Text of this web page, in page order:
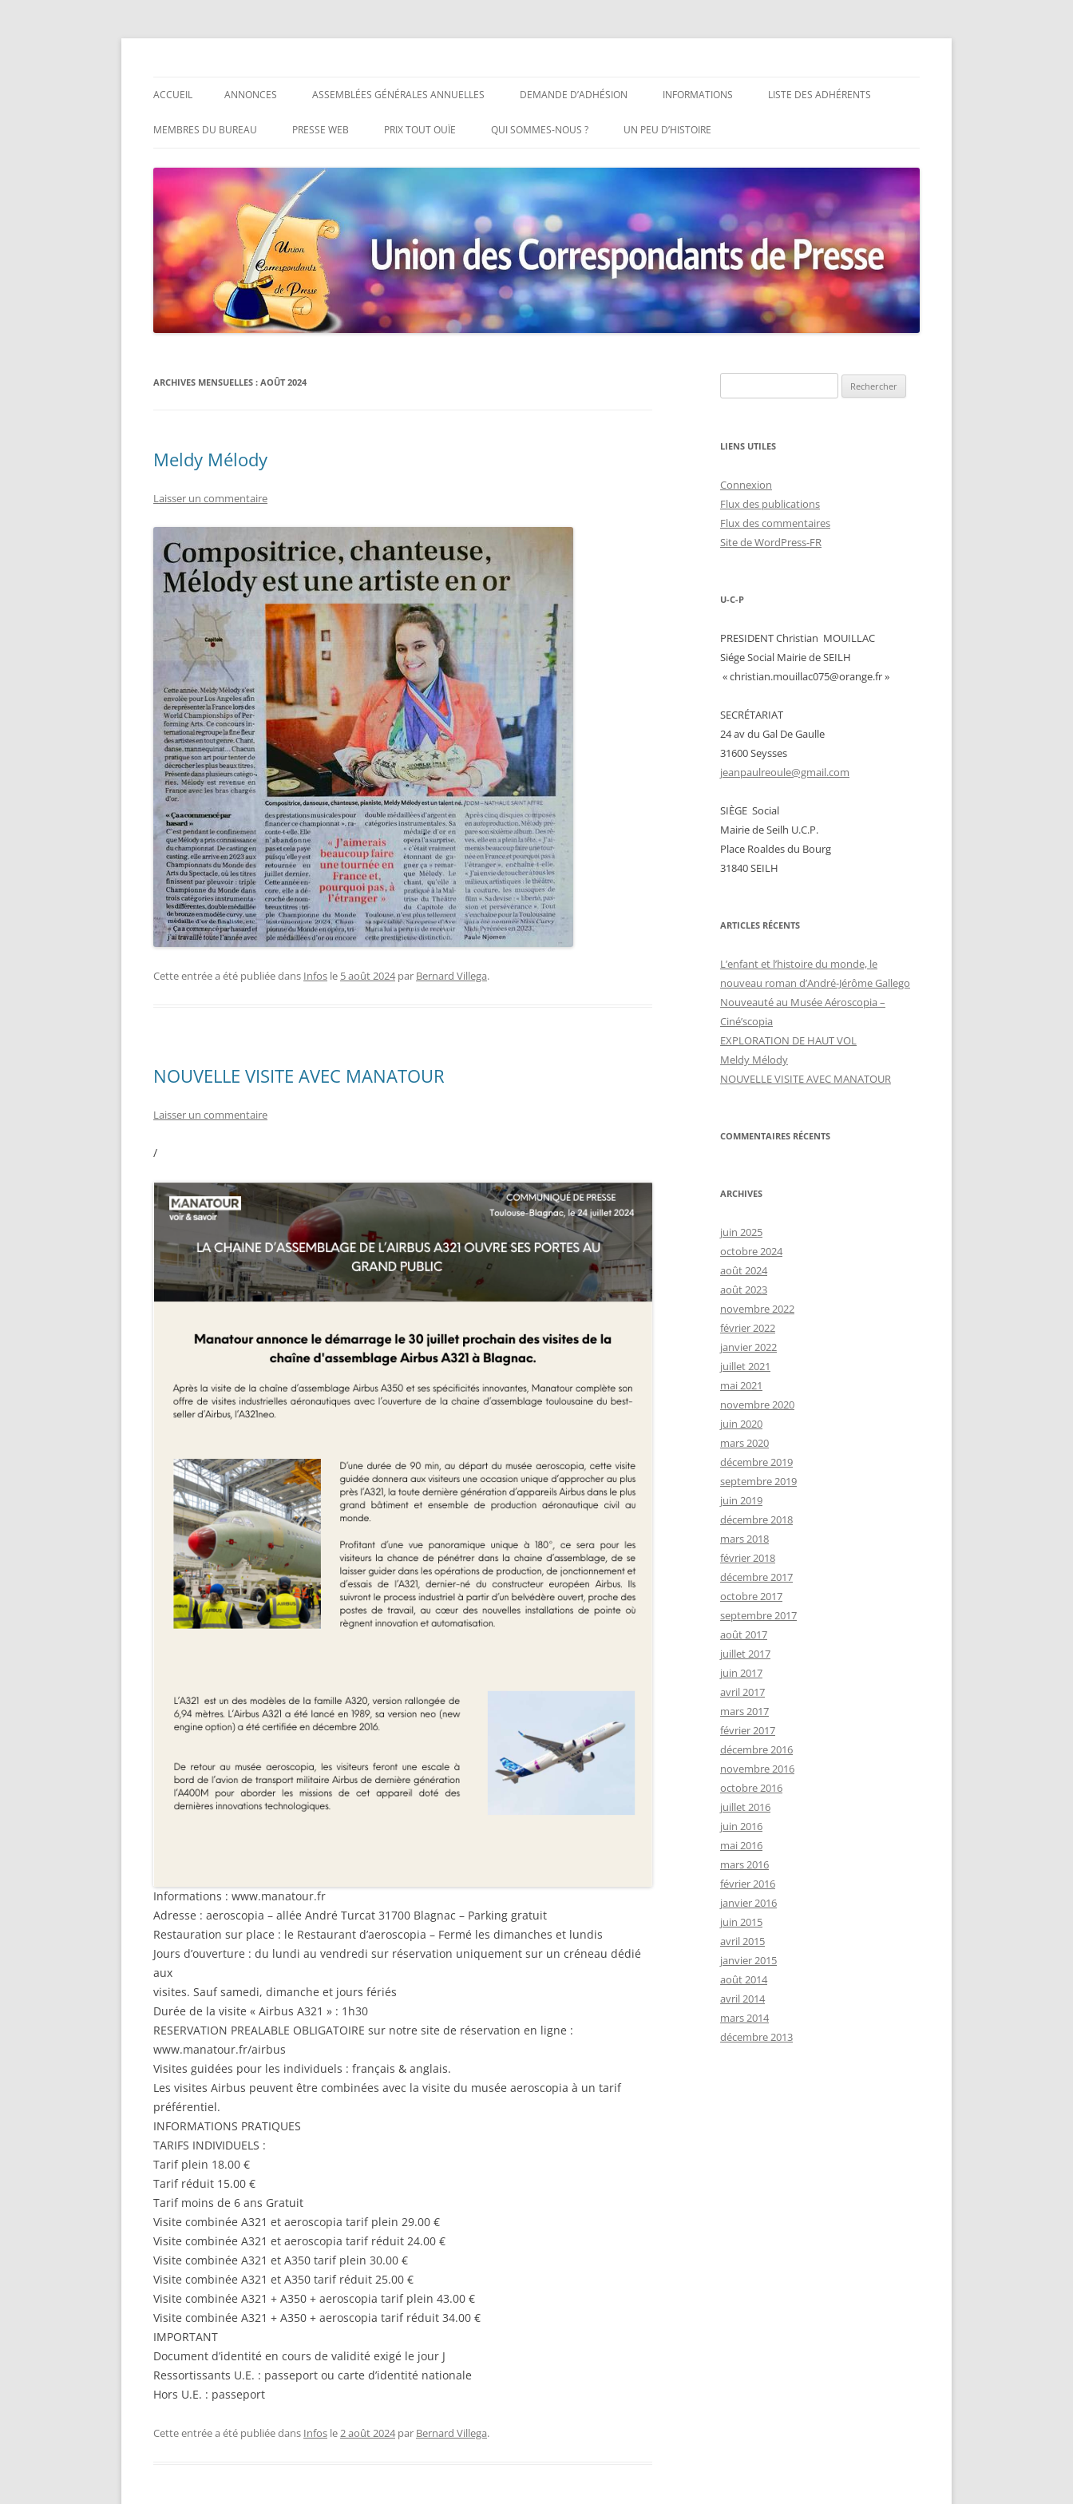
au
ACCUEIL ANNONCES
GÉRARD SÈNES
ASSEMBLÉES GÉNÉRALES ANNUELLES DEMANDE D’ADHÉSION INFORMATIONS LISTE DES ADHÉRENTS
MEMBRES DU BUREAU PRESSE WEB PRIX TOUT OUÏE
PRIX TOUT OUÏE 2017
QUI SOMMES-NOUS ? UN PEU D’HISTOIRE
ARCHIVES MENSUELLES : AOÛT 2024
Meldy Mélody
Laisser un commentaire
Cette entrée a été publiée dans Infos le 5 août 2024 par Bernard Villega.
NOUVELLE VISITE AVEC MANATOUR
Laisser un commentaire
/
Informations : www.manatour.fr
Adresse : aeroscopia – allée André Turcat 31700 Blagnac – Parking gratuit
Restauration sur place : le Restaurant d’aeroscopia – Fermé les dimanches et lundis
Jours d’ouverture : du lundi au vendredi sur réservation uniquement sur un créneau dédié
aux
visites. Sauf samedi, dimanche et jours fériés
Durée de la visite « Airbus A321 » : 1h30
RESERVATION PREALABLE OBLIGATOIRE sur notre site de réservation en ligne :
www.manatour.fr/airbus
Visites guidées pour les individuels : français & anglais.
Les visites Airbus peuvent être combinées avec la visite du musée aeroscopia à un tarif
préférentiel.
INFORMATIONS PRATIQUES
TARIFS INDIVIDUELS :
Tarif plein 18.00 €
Tarif réduit 15.00 €
Tarif moins de 6 ans Gratuit
Visite combinée A321 et aeroscopia tarif plein 29.00 €
Visite combinée A321 et aeroscopia tarif réduit 24.00 €
Visite combinée A321 et A350 tarif plein 30.00 €
Visite combinée A321 et A350 tarif réduit 25.00 €
Visite combinée A321 + A350 + aeroscopia tarif plein 43.00 €
Visite combinée A321 + A350 + aeroscopia tarif réduit 34.00 €
IMPORTANT
Document d’identité en cours de validité exigé le jour J
Ressortissants U.E. : passeport ou carte d’identité nationale
Hors U.E. : passeport
Cette entrée a été publiée dans Infos le2 août 2024 par Bernard Villega.
LIENS UTILES
Connexion
Flux des publications
Flux des commentaires
Site de WordPress-FR
U-C-P
PRESIDENT Christian MOUILLAC
Siége Social Mairie de SEILH
« christian.mouillac075@orange.fr »
SECRÉTARIAT
24 av du Gal De Gaulle
31600 Seysses
jeanpaulreoule@gmail.com
SIÈGE Social
Mairie de Seilh U.C.P.
Place Roaldes du Bourg
31840 SEILH
ARTICLES RÉCENTS
L’enfant et l’histoire du monde, le
nouveau roman d’André-Jérôme Gallego
Nouveauté au Musée Aéroscopia –
Ciné’scopia
EXPLORATION DE HAUT VOL
Meldy Mélody
NOUVELLE VISITE AVEC MANATOUR
COMMENTAIRES RÉCENTS
ARCHIVES
juin 2025
octobre 2024
août 2024
août 2023
novembre 2022
février 2022
janvier 2022
juillet 2021
mai 2021
novembre 2020
juin 2020
mars 2020
décembre 2019
septembre 2019
juin 2019
décembre 2018
mars 2018
février 2018
décembre 2017
octobre 2017
septembre 2017
août 2017
juillet 2017
juin 2017
avril 2017
mars 2017
février 2017
décembre 2016
novembre 2016
octobre 2016
juillet 2016
juin 2016
mai 2016
mars 2016
février 2016
janvier 2016
juin 2015
avril 2015
janvier 2015
août 2014
avril 2014
mars 2014
décembre 2013